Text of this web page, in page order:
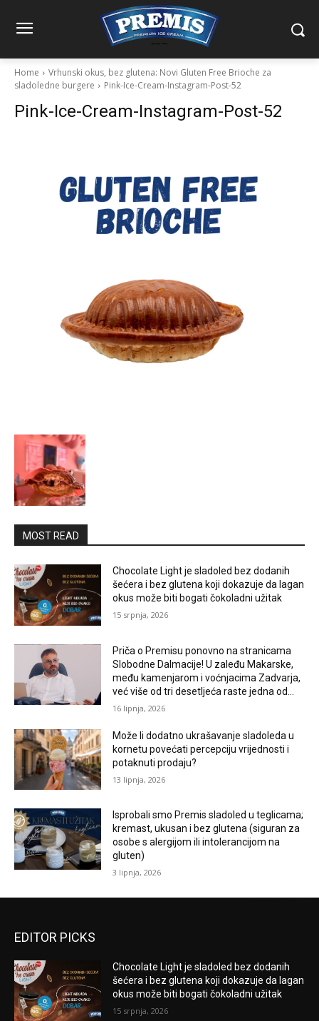
Home
Vrhunski okus, bez glutena: Novi Gluten Free Brioche za
sladoledne burgere
Pink-Ice-Cream-Instagram-Post-52
Pink-Ice-Cream-Instagram-Post-52
MOST READ
Chocolate Light je sladoled bez dodanih
šećera i bez glutena koji dokazuje da lagan
okus može biti bogati čokoladni užitak
15 srpnja, 2026
Priča o Premisu ponovno na stranicama
Slobodne Dalmacije! U zaleđu Makarske,
među kamenjarom i voćnjacima Zadvarja,
već više od tri desetljeća raste jedna od...
16 lipnja, 2026
Može li dodatno ukrašavanje sladoleda u
kornetu povećati percepciju vrijednosti i
potaknuti prodaju?
13 lipnja, 2026
Isprobali smo Premis sladoled u teglicama;
kremast, ukusan i bez glutena (siguran za
osobe s alergijom ili intolerancijom na
gluten)
3 lipnja, 2026
EDITOR PICKS
Chocolate Light je sladoled bez dodanih
šećera i bez glutena koji dokazuje da lagan
okus može biti bogati čokoladni užitak
15 srpnja, 2026